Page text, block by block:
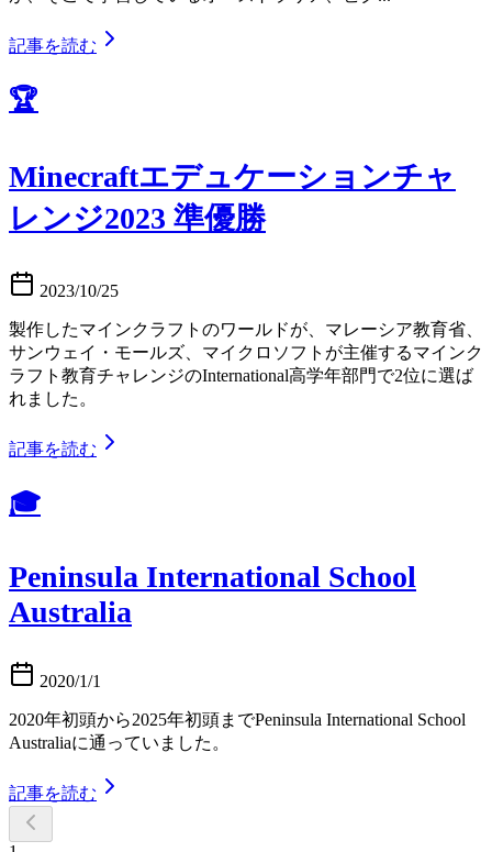
記事を読む
🏆
Minecraftエデュケーションチャ
レンジ2023 準優勝
2023/10/25
製作したマインクラフトのワールドが、マレーシア教育省、
サンウェイ・モールズ、マイクロソフトが主催するマインク
ラフト教育チャレンジのInternational高学年部門で2位に選ば
れました。
記事を読む
🎓
Peninsula International School
Australia
2020/1/1
2020年初頭から2025年初頭までPeninsula International School
Australiaに通っていました。
記事を読む